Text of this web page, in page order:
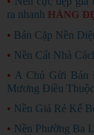
ra nhanh HÀNG
• Bán Cặp Nền
• Nền Cất Nhà
• A Chủ Gửi Bán
Mương Điều
• Nền Giá Rẻ Kế
• Nền Phường Ba